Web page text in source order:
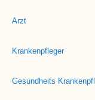
Arzt
Krankenpfleger
Gesundheits